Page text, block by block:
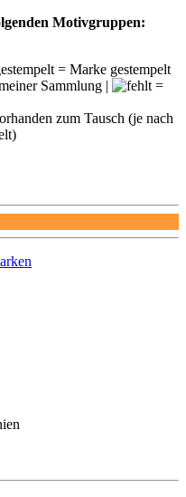
Motivgruppen:
= Marke gestempelt
Sammlung |
=
zum Tausch (je nach